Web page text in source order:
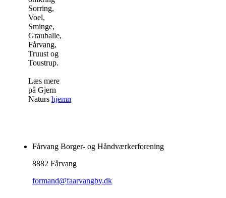
Sorring,
Voel,
Sminge,
Grauballe,
Fårvang,
Truust og
Toustrup.
Læs mere
på Gjern
Naturs hjemmeside
Fårvang Borger- og Håndværkerforening
8882 Fårvang
formand@faarvangby.dk